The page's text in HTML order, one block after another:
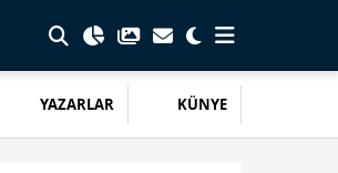
YAZARLAR KÜNYE